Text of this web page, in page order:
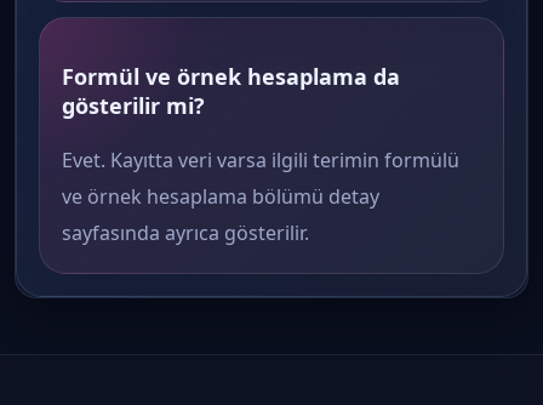
Formül ve örnek hesaplama da
gösterilir mi?
Evet. Kayıtta veri varsa ilgili terimin formülü
ve örnek hesaplama bölümü detay
sayfasında ayrıca gösterilir.